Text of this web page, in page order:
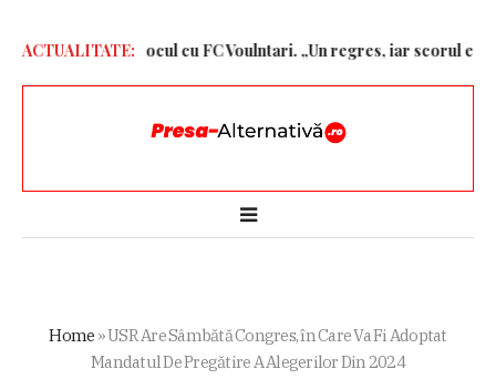
ACTUALITATE:
dură după jocul cu FC Voulntari. „Un regres, iar scorul e
Home »USR Are Sâmbătă Congres, în Care Va Fi Adoptat
Mandatul De Pregătire A Alegerilor Din 2024